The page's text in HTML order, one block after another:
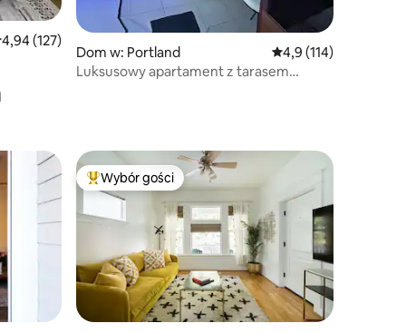
ocena: 4,94 na 5, liczba recenzji: 127
4,94 (127)
Dom w: Portland Średnia ocena: 4,9
4,9 (114)
Luksusowy apartament z tarasem
gości Najpopularniejsze z kategorii Wybór gości
Wybór gości